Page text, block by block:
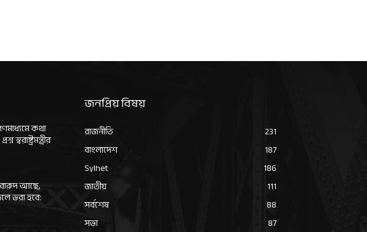
কথা
আছে,
ভরা হবে:
জনপ্রিয় বিষয়
রাজনীতি
231
বাংলাদেশ
187
Sylhet
186
জাতীয়
111
সর্বশেষ
88
সভা
87